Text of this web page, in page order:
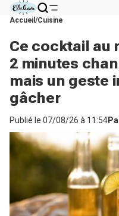
Accueil Cuisine
Ce cocktail au
2 minutes
mais un geste
gâcher
Publié le 07/08/26 à 11:54